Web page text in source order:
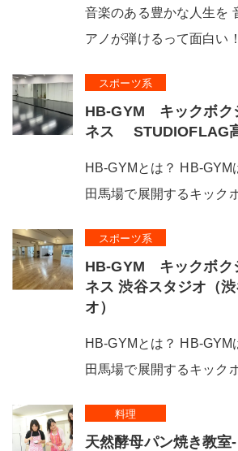
音楽のある豊かな人生を
アノが弾けるって面白い
スポーツ系
HB-GYM キックボク
ネス STUDIOFLAG
HB-GYMとは？ HB-GYM
田馬場で展開するキック
スポーツ系
HB-GYM キックボク
ネス 渋谷スタジオ（
オ）
HB-GYMとは？ HB-GYM
田馬場で展開するキック
料理
天然酵母パン焼き教室